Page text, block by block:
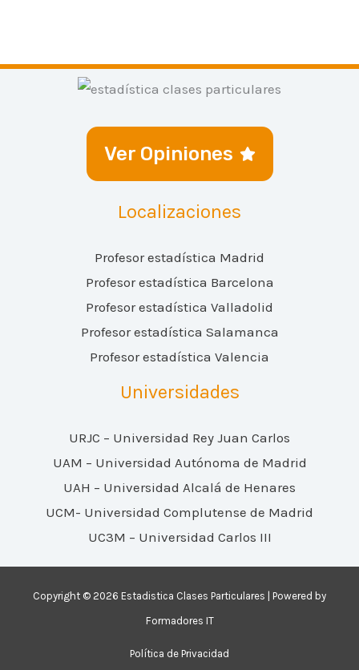
Ver Opiniones
Localizaciones
Profesor estadística Madrid
Profesor estadística Barcelona
Profesor estadística Valladolid
Profesor estadística Salamanca
Profesor estadística Valencia
Universidades
URJC – Universidad Rey Juan Carlos
UAM – Universidad Autónoma de Madrid
UAH – Universidad Alcalá de Henares
UCM- Universidad Complutense de Madrid
UC3M – Universidad Carlos III
Copyright © 2026 Estadistica Clases Particulares | Powered by
Formadores IT
Política de Privacidad